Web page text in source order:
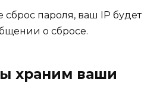
сброс пароля, ваш IP будет
о сбросе.
храним ваши